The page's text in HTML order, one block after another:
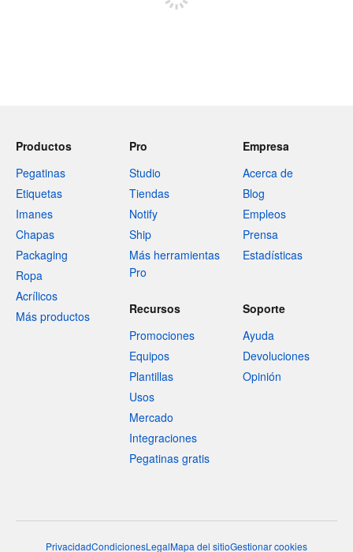
Productos
Pegatinas
Etiquetas
Imanes
Chapas
Packaging
Ropa
Acrílicos
Más productos
Pro
Studio
Tiendas
Notify
Ship
Más herramientas
Pro
Empresa
Acerca de
Blog
Empleos
Prensa
Estadísticas
Recursos
Promociones
Equipos
Plantillas
Usos
Mercado
Integraciones
Pegatinas gratis
Soporte
Ayuda
Devoluciones
Opinión
PrivacidadCondicionesLegalMapa del sitioGestionar cookies